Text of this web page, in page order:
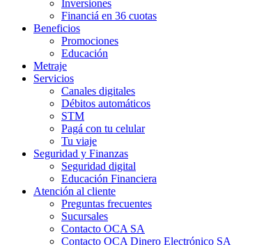
Inversiones
Financiá en 36 cuotas
Beneficios
Promociones
Educación
Metraje
Servicios
Canales digitales
Débitos automáticos
STM
Pagá con tu celular
Tu viaje
Seguridad y Finanzas
Seguridad digital
Educación Financiera
Atención al cliente
Preguntas frecuentes
Sucursales
Contacto OCA SA
Contacto OCA Dinero Electrónico SA